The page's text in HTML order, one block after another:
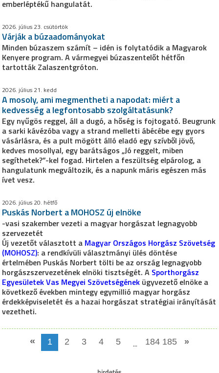
emberléptékű hangulatát.
2026. július 23. csütörtök
Várják a búzaadományokat
Minden búzaszem számít – idén is folytatódik a Magyarok
Kenyere program. A vármegyei búzaszentelőt hétfőn
tartották Zalaszentgróton.
2026. július 21. kedd
A mosoly, ami megmentheti a napodat: miért a
kedvesség a legfontosabb szolgáltatásunk?
Egy nyűgös reggel, áll a dugó, a hőség is fojtogató. Beugrunk
a sarki kávézóba vagy a strand melletti ábécébe egy gyors
vásárlásra, és a pult mögött álló eladó egy szívből jövő,
kedves mosollyal, egy barátságos „Jó reggelt, miben
segíthetek?”-kel fogad. Hirtelen a feszültség elpárolog, a
hangulatunk megváltozik, és a napunk máris egészen más
ívet vesz.
2026. július 20. hétfő
Puskás Norbert a MOHOSZ új elnöke
-vasi szakember vezeti a magyar horgászat legnagyobb
szervezetét
Új vezetőt választott a Magyar Országos Horgász Szövetség
(MOHOSZ): a rendkívüli választmányi ülés döntése
értelmében Puskás Norbert tölti be az ország legnagyobb
horgászszervezetének elnöki tisztségét. A Sporthorgász
Egyesületek Vas Megyei Szövetségének ügyvezető elnöke a
következő években mintegy egymillió magyar horgász
érdekképviseletét és a hazai horgászat stratégiai irányítását
vezetheti.
« 1 2 3 4 5 ... 184 185 »